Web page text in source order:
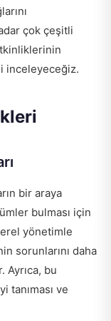
çok çeşitli
inceleyeceğiz.
bir araya
bulması için
yönetimle
sorunlarını daha
bu
tanıması ve